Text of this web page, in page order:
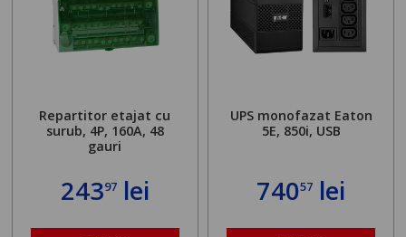
Repartitor etajat cu
surub, 4P, 160A, 48
gauri
24397lei
UPS monofazat Eaton
5E, 850i, USB
74057 lei